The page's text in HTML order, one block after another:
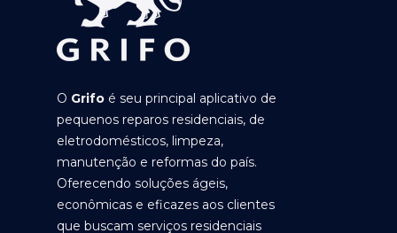
O Grifo é seu principal aplicativo de
pequenos reparos residenciais, de
eletrodomésticos, limpeza,
manutenção e reformas do país.
Oferecendo soluções ágeis,
econômicas e eficazes aos clientes
que buscam serviços residenciais